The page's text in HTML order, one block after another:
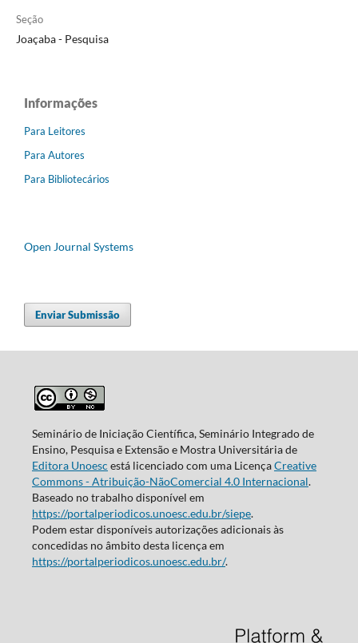
Seção
Joaçaba - Pesquisa
Informações
Para Leitores
Para Autores
Para Bibliotecários
Open Journal Systems
Enviar Submissão
Seminário de Iniciação Científica, Seminário Integrado de
Ensino, Pesquisa e Extensão e Mostra Universitária de
Editora Unoesc está licenciado com uma LicençaCreative
Commons - Atribuição-NãoComercial 4.0 Internacional.
Baseado no trabalho disponível em
https://portalperiodicos.unoesc.edu.br/siepe.
Podem estar disponíveis autorizações adicionais às
concedidas no âmbito desta licença em
https://portalperiodicos.unoesc.edu.br/.